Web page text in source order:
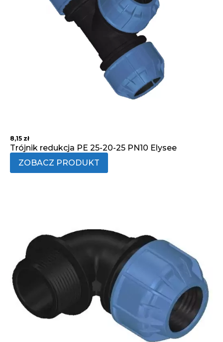
8,15 zł
Trójnik redukcja PE 25-20-25 PN10 Elysee
ZOBACZ PRODUKT